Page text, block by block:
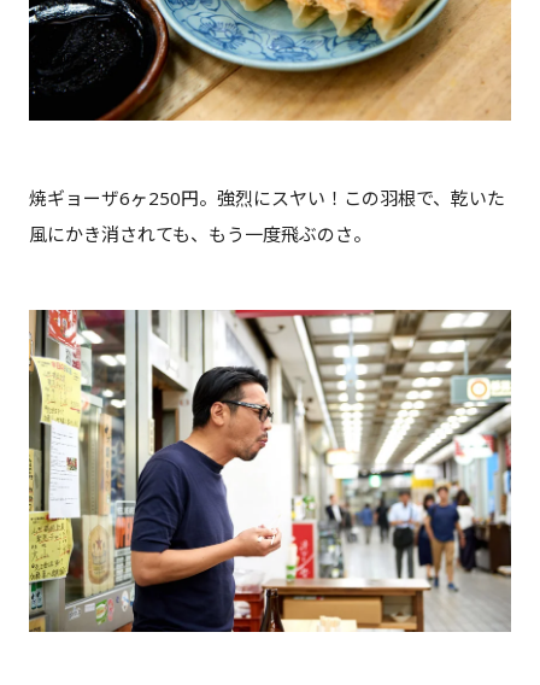
焼ギョーザ6ヶ250円。強烈にスヤい！この羽根で、乾いた
風にかき消されても、もう一度飛ぶのさ。